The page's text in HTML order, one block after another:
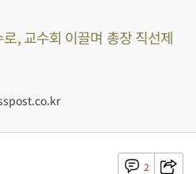
, 교수회 이끌며 총장 직선제
2